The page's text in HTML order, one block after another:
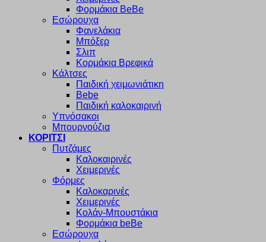
Φορμάκια BeBe
Εσώρουχα
Φανελάκια
Μπόξερ
Σλιπ
Κορμάκια Βρεφικά
Κάλτσες
Παιδική χειμωνιάτικη
Bebe
Παιδική καλοκαιρινή
Υπνόσακοι
Μπουρνούζια
ΚΟΡΙΤΣΙ
Πυτζάμες
Καλοκαιρινές
Χειμερινές
Φόρμες
Καλοκαρινές
Χειμερινές
Κολάν-Μπουστάκια
Φορμάκια beBe
Εσώρουχα